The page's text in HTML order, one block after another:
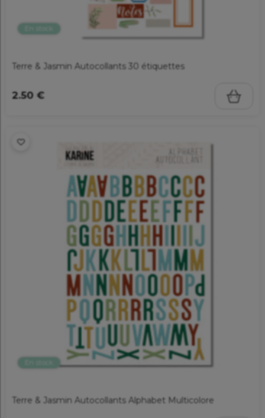
Terre & Jasmin Autocollants 30 étiquettes
2.50 €
Terre & Jasmin Autocollants Alphabet Multicolore